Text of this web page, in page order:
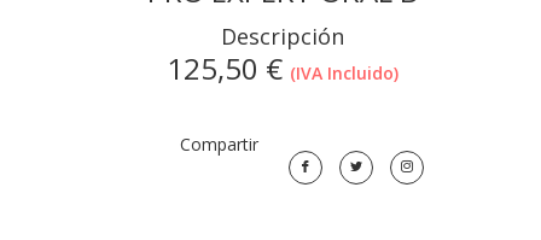
Descripción
125,50 € (IVA Incluido)
Compartir